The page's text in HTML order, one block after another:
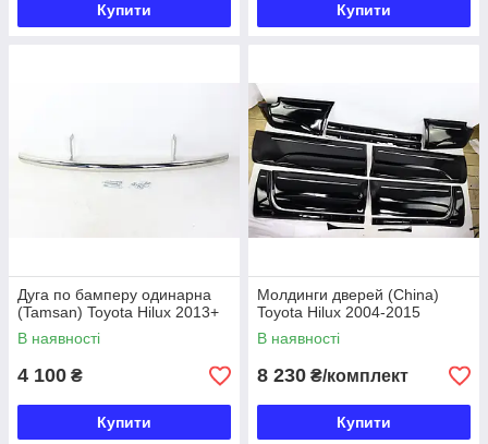
Купити Купити
Дуга по бамперу одинарна
(Tamsan) Toyota Hilux 2013+
В наявності
4 100 ₴
Купити
Молдинги дверей (China)
Toyota Hilux 2004-2015
В наявності
8 230 ₴/комплект
Купити